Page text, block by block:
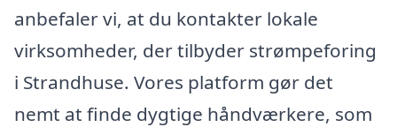
anbefaler vi, at du kontakter lokale
virksomheder, der tilbyder strømpeforing
i Strandhuse. Vores platform gør det
nemt at finde dygtige håndværkere, som